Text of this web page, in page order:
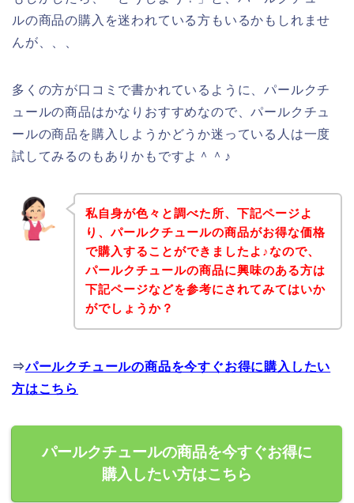
ルの商品の購入を迷われている方もいるかもしれませ
んが、、、
多くの方が口コミで書かれているように、パールクチ
ュールの商品はかなりおすすめなので、パールクチュ
ールの商品を購入しようかどうか迷っている人は一度
試してみるのもありかもですよ＾＾♪
私自身が色々と調べた所、下記ページよ
り、パールクチュールの商品がお得な価格
で購入することができましたよ♪なので、
パールクチュールの商品に興味のある方は
下記ページなどを参考にされてみてはいか
がでしょうか？
⇒パールクチュールの商品を今すぐお得に購入したい
方はこちら
パールクチュールの商品を今すぐお得に
購入したい方はこちら